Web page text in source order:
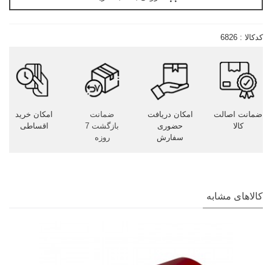
کدکالا : 6826
ضمانت اصالت
کالا
امکان دریافت
حضوری
سفارش
ضمانت
بازگشت 7
روزه
امکان خرید
اقساطی
کالاهای مشابه